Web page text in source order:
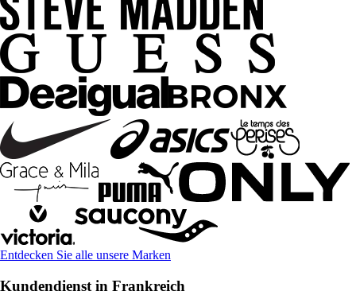
Entdecken Sie alle unsere Marken
Kundendienst in Frankreich